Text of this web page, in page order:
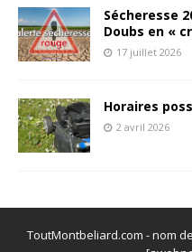
Sécheresse
Doubs en «
17 juillet 2026
Horaires
2 avril 2026
ToutMontbeliard.com - nom